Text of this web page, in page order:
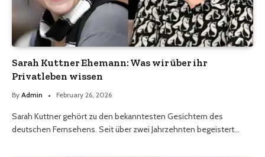
Sarah Kuttner Ehemann: Was wir über ihr
Privatleben wissen
By Admin February 26, 2026
Sarah Kuttner gehört zu den bekanntesten Gesichtern des
deutschen Fernsehens. Seit über zwei Jahrzehnten begeistert…